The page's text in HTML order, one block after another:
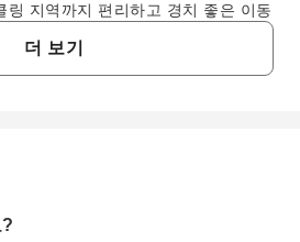
링 지역까지 편리하고 경치 좋은 이동
투어에는 어떤 활동과 포함 사항
로 구성된 맛있는 식사도 제공되어
여행 중 어떤 식사 및 음료 옵션
더 보기
어 스노클링 시 안전은 어떻게 보